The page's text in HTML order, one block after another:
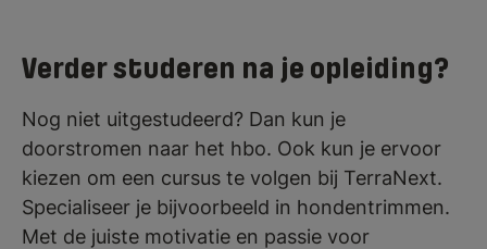
Verder studeren na je opleiding?
Nog niet uitgestudeerd? Dan kun je
doorstromen naar het hbo. Ook kun je ervoor
kiezen om een cursus te volgen bij TerraNext.
Specialiseer je bijvoorbeeld in hondentrimmen.
Met de juiste motivatie en passie voor